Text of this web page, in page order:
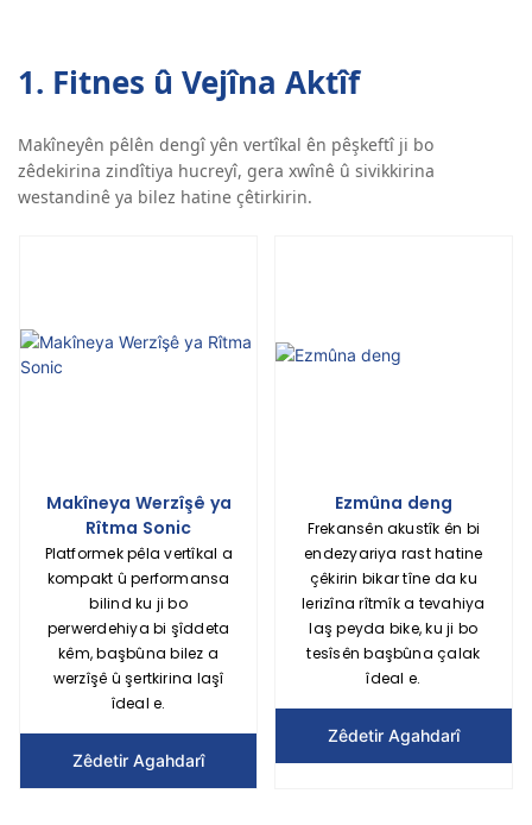
1. Fitnes û Vejîna Aktîf
Makîneyên pêlên dengî yên vertîkal ên pêşkeftî ji bo
zêdekirina zindîtiya hucreyî, gera xwînê û sivikkirina
westandinê ya bilez hatine çêtirkirin.
Makîneya Werzîşê ya
Rîtma Sonic
Platformek pêla vertîkal a
kompakt û performansa
bilind ku ji bo
perwerdehiya bi şîddeta
kêm, başbûna bilez a
werzîşê û şertkirina laşî
îdeal e.
Zêdetir Agahdarî
Ezmûna deng
Frekansên akustîk ên bi
endezyariya rast hatine
çêkirin bikar tîne da ku
lerizîna rîtmîk a tevahiya
laş peyda bike, ku ji bo
tesîsên başbûna çalak
îdeal e.
Zêdetir Agahdarî